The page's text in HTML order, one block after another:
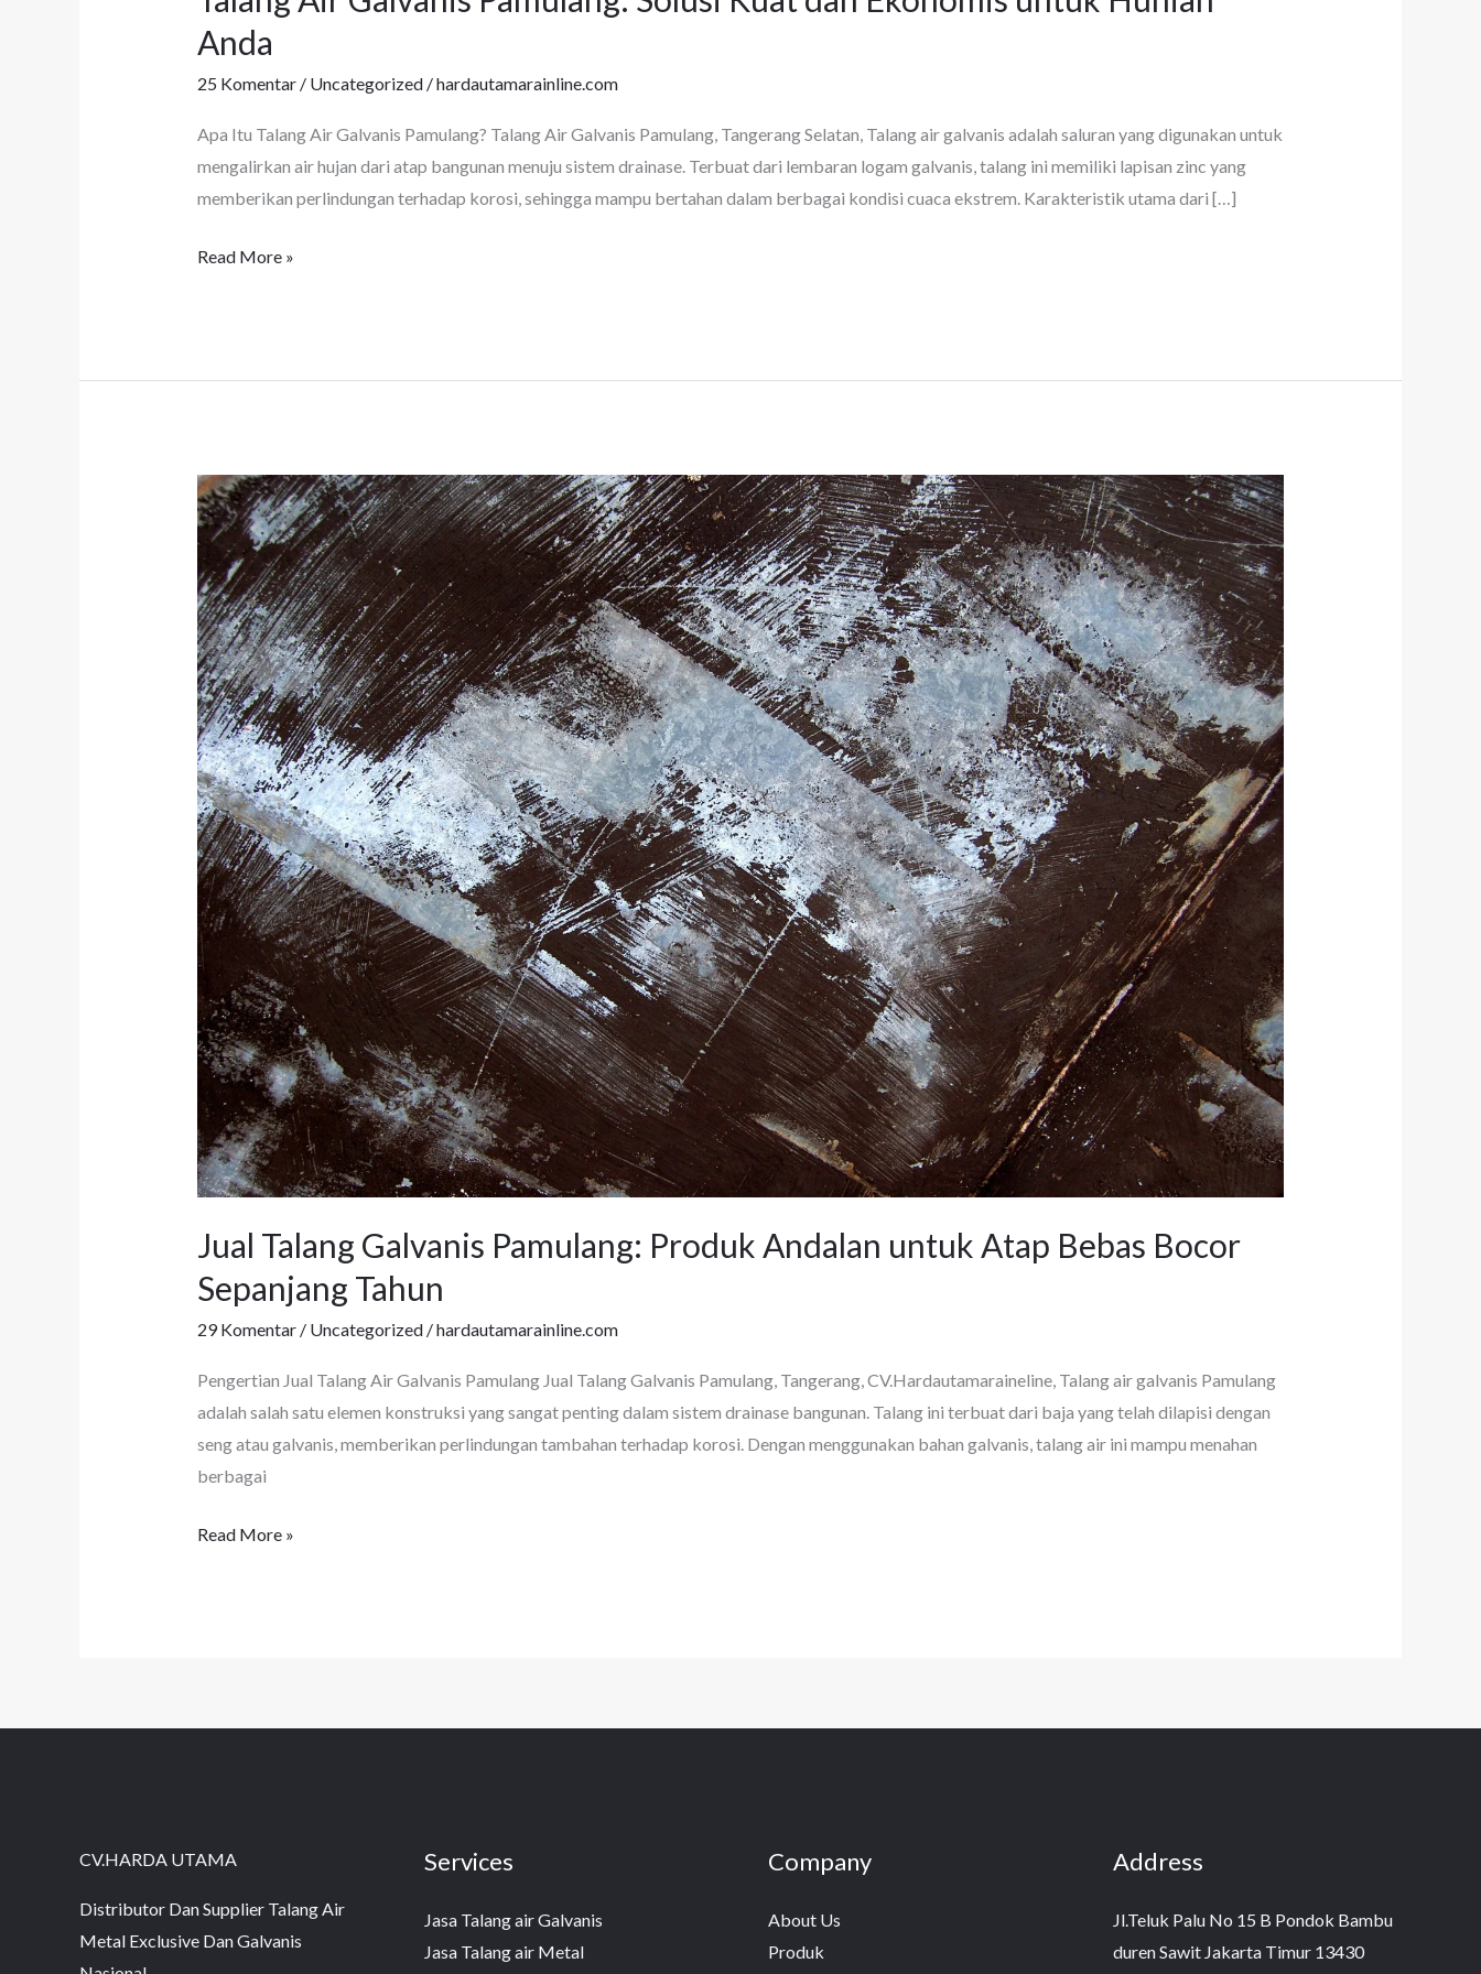
Anda
25 Komentar / Uncategorized/hardautamarainline.com
Apa Itu Talang Air Galvanis Pamulang? Talang Air Galvanis Pamulang, Tangerang Selatan, Talang air galvanis adalah saluran yang digunakan untuk
mengalirkan air hujan dari atap bangunan menuju sistem drainase. Terbuat dari lembaran logam galvanis, talang ini memiliki lapisan zinc yang
memberikan perlindungan terhadap korosi, sehingga mampu bertahan dalam berbagai kondisi cuaca ekstrem. Karakteristik utama dari […]
Galvanis
Pamulang:
untuk
Read More »
Jual Talang Galvanis Pamulang: Produk Andalan untuk Atap Bebas Bocor
Sepanjang Tahun
29 Komentar / Uncategorized/hardautamarainline.com
Pengertian Jual Talang Air Galvanis Pamulang Jual Talang Galvanis Pamulang, Tangerang, CV.Hardautamaraineline, Talang air galvanis Pamulang
adalah salah satu elemen konstruksi yang sangat penting dalam sistem drainase bangunan. Talang ini terbuat dari baja yang telah dilapisi dengan
seng atau galvanis, memberikan perlindungan tambahan terhadap korosi. Dengan menggunakan bahan galvanis, talang air ini mampu menahan
berbagai
Jual
Talang
Galvanis
Pamulang:
Produk
Andalan
untuk
Atap
Bebas
Bocor
Sepanjang
Tahun
Read More »
CV.HARDA UTAMA
Distributor Dan Supplier Talang Air
Metal Exclusive Dan Galvanis
Services
Jasa Talang air Galvanis
Jasa Talang air Metal
Company
About Us
Produk
Address
Jl.Teluk Palu No 15 B Pondok Bambu
duren Sawit Jakarta Timur 13430